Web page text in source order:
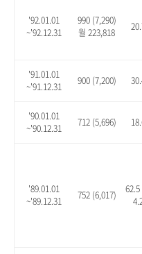
'92.01.01
~'92.12.31
990 (7,290)
월 223,818
'91.01.01
~'91.12.31
900 (7,200)
'90.01.01
~'90.12.31
712 (5,696)
'89.01.01
~'89.12.31
752 (6,017)